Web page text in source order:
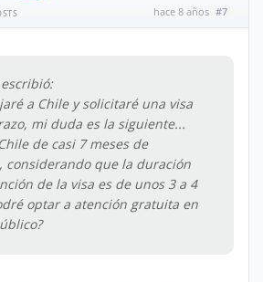
hace 8 años #7
a Chile y solicitaré una visa
mi duda es la siguiente...
de casi 7 meses de
considerando que la duración
de la visa es de unos 3 a 4
optar a atención gratuita en